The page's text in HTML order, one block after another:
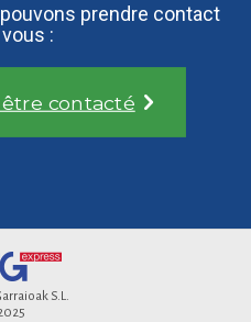
prendre contact
:
être contacté
S.L.